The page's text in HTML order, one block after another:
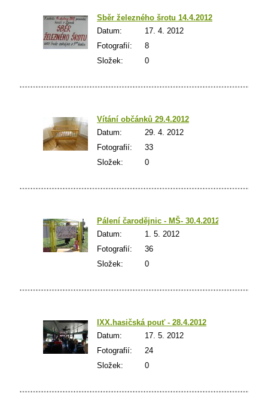
Sběr železného šrotu 14.4.2012
Datum:
17. 4. 2012
Fotografií:
8
Složek:
0
Vítání občánků 29.4.2012
Datum:
29. 4. 2012
Fotografií:
33
Složek:
0
Pálení čarodějnic - MŠ- 30.4.2012
Datum:
1. 5. 2012
Fotografií:
36
Složek:
0
IXX.hasičská pouť - 28.4.2012
Datum:
17. 5. 2012
Fotografií:
24
Složek:
0